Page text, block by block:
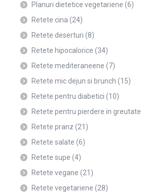
Planuri dietetice vegetariene (6)
Retete cina (24)
Retete deserturi (8)
Retete hipocalorice (34)
Retete mediteraneene (7)
Retete mic dejun si brunch (15)
Retete pentru diabetici (10)
Retete pentru pierdere in greutate
Retete pranz (21)
Retete salate (6)
Retete supe (4)
Retete vegane (21)
Retete vegetariene (28)